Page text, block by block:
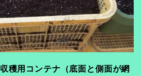
収穫用コンテナ（底面と側面が網